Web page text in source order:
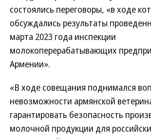
состоялись переговоры, «в ходе
обсуждались результаты
марта 2023 года инспекции
молокоперерабатывающих
Армении».
«В ходе совещания поднимался
невозможности армянской
гарантировать безопасность
молочной продукции для